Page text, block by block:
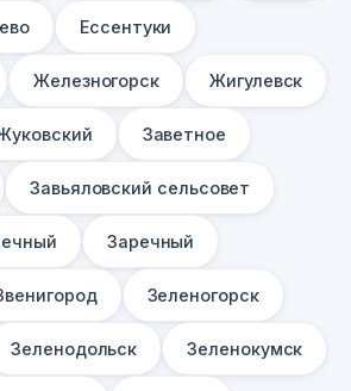
Ессентуки
Железногорск Жигулевск
Заветное
Завьяловский сельсовет
Заречный
Зеленогорск
Зеленодольск Зеленокумск